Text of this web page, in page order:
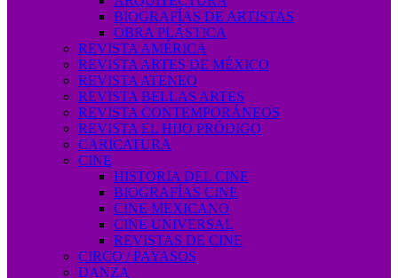
BIOGRAFÍAS DE ARTISTAS
OBRA PLÁSTICA
REVISTA AMÉRICA
REVISTA ARTES DE MÉXICO
REVISTA ATENEO
REVISTA BELLAS ARTES
REVISTA CONTEMPORÁNEOS
REVISTA EL HIJO PRÓDIGO
CARICATURA
CINE
HISTORIA DEL CINE
BIOGRAFÍAS CINE
CINE MEXICANO
CINE UNIVERSAL
REVISTAS DE CINE
CIRCO / PAYASOS
DANZA